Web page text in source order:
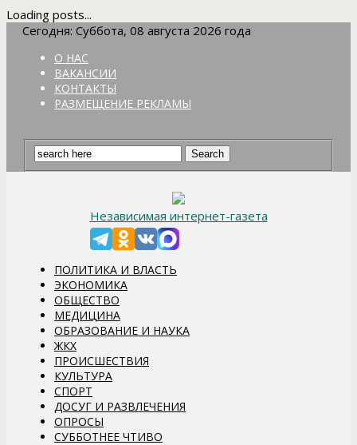
Loading posts...
Сегодня: Суббота, 08 августа 2026 года
О НАС
ВАКАНСИИ
КОНТАКТЫ
РАЗМЕЩЕНИЕ РЕКЛАМЫ
Независимая интернет-газета
ПОЛИТИКА И ВЛАСТЬ
ЭКОНОМИКА
ОБЩЕСТВО
МЕДИЦИНА
ОБРАЗОВАНИЕ И НАУКА
ЖКХ
ПРОИСШЕСТВИЯ
КУЛЬТУРА
СПОРТ
ДОСУГ И РАЗВЛЕЧЕНИЯ
ОПРОСЫ
СУББОТНЕЕ ЧТИВО